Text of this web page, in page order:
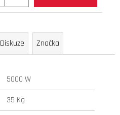
Diskuze Značka
5000 W
35 Kg